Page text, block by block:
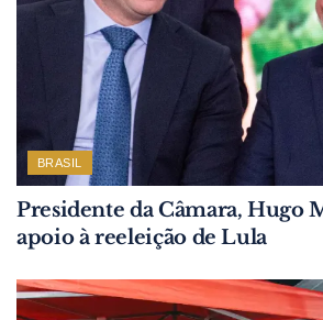
BRASIL
Presidente da Câmara, Hugo
apoio à reeleição de Lula